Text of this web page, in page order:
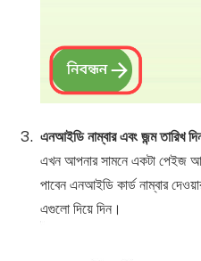
এনআইডি নাম্বার এবং জন্ম তারিখ
এখন আপনার সামনে একটা পেইজ
পাবেন এনআইডি কার্ড নাম্বার
এগুলো দিয়ে দিন।